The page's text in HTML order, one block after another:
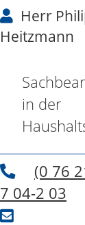
Herr
Heitzmann
in der
(0 76
7 04-2 03